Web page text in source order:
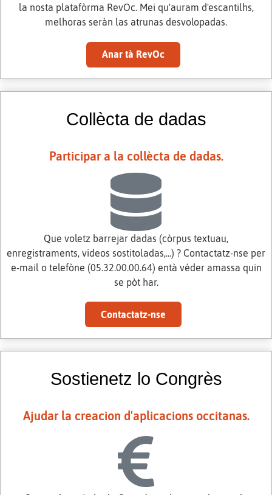
la nosta platafòrma RevOc. Mei qu'auram d'escantilhs,
melhoras seràn las atrunas desvolopadas.
Anar tà RevOc
Collècta de dadas
Participar a la collècta de dadas.
Que voletz barrejar dadas (còrpus textuau,
enregistraments, videos sostitoladas,...) ? Contactatz-nse per
e-mail o telefòne (05.32.00.00.64) entà véder amassa quin
se pòt har.
Contactatz-nse
Sostienetz lo Congrès
Ajudar la creacion d'aplicacions occitanas.